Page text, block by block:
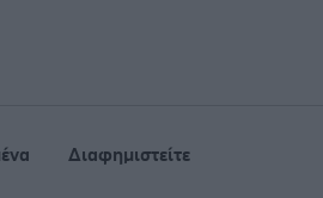
Διαφημιστείτε